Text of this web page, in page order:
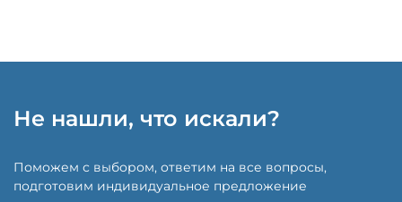
Не нашли, что искали?
Поможем с выбором, ответим на все вопросы,
подготовим индивидуальное предложение